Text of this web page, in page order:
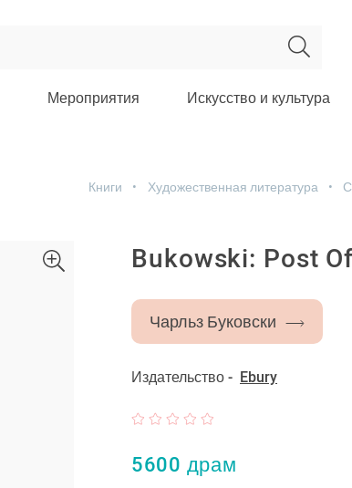
Мероприятия Искусство и культура
Книги Художественная литература
Bukowski: Post
Чарльз Буковски
Издательство - Ebury
5600 драм